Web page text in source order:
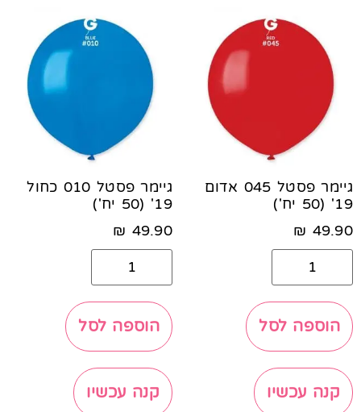
גיימר פסטל 045 אדום
19' (50 יח')
49.90
₪
הוספה לסל
קנה עכשיו
גיימר פסטל 010 כחול
19' (50 יח')
49.90
₪
הוספה לסל
קנה עכשיו